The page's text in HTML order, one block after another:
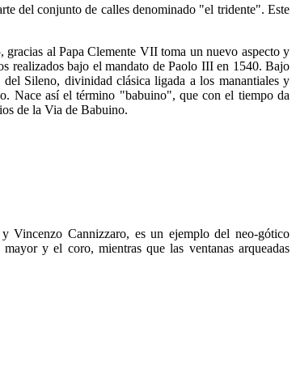
del conjunto de calles denominado "el tridente". Este
al Papa Clemente VII toma un nuevo aspecto y
realizados bajo el mandato de Paolo III en 1540. Bajo
Sileno, divinidad clásica ligada a los manantiales y
Nace así el término "babuino", que con el tiempo da
de la Via de Babuino.
Vincenzo Cannizzaro, es un ejemplo del neo-gótico
y el coro, mientras que las ventanas arqueadas